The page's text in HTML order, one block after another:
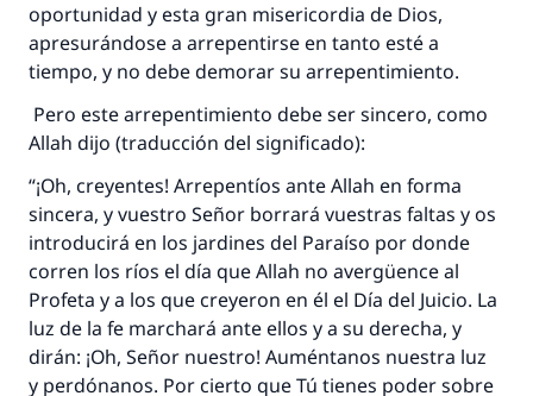
oportunidad y esta gran misericordia de Dios,
apresurándose a arrepentirse en tanto esté a
tiempo, y no debe demorar su arrepentimiento.
Pero este arrepentimiento debe ser sincero, como
Allah dijo (traducción del significado):
“¡Oh, creyentes! Arrepentíos ante Allah en forma
sincera, y vuestro Señor borrará vuestras faltas y os
introducirá en los jardines del Paraíso por donde
corren los ríos el día que Allah no avergüence al
Profeta y a los que creyeron en él el Día del Juicio. La
luz de la fe marchará ante ellos y a su derecha, y
dirán: ¡Oh, Señor nuestro! Auméntanos nuestra luz
y perdónanos. Por cierto que Tú tienes poder sobre